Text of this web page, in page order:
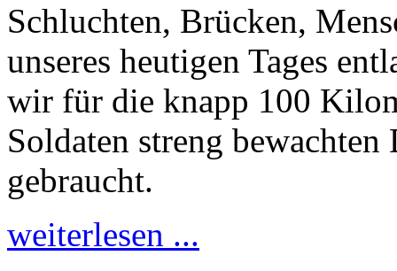
Schluchten, Brücken,
unseres heutigen Tages
wir für die knapp 100
Soldaten streng
gebraucht.
weiterlesen ...